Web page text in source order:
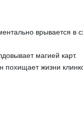
врывается в
магией карт.
похищает жизни